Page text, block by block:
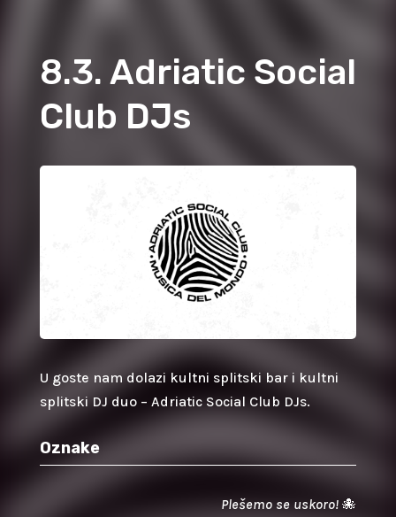
8.3. Adriatic Social
Club DJs
U goste nam dolazi kultni splitski bar i kultni
splitski DJ duo – Adriatic Social Club DJs.
Oznake
Plešemo se uskoro! 🐙